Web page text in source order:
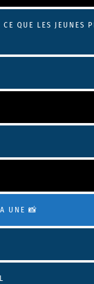
CE QUE LES JEUNES
UNE 📸